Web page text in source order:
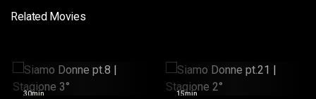
Related Movies
Siamo Donne Pt.8 |
Stagione 3°
30min
Siamo Donne Pt.21 |
Stagione 2°
15min